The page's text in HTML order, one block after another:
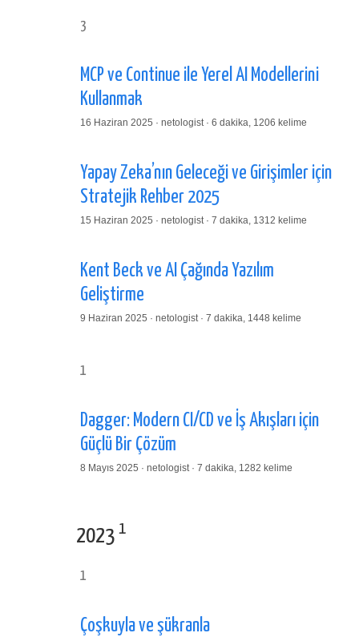
3
MCP ve Continue ile Yerel AI Modellerini
Kullanmak
16 Haziran 2025 · netologist · 6 dakika, 1206 kelime
Yapay Zeka’nın Geleceği ve Girişimler için
Stratejik Rehber 2025
15 Haziran 2025 · netologist · 7 dakika, 1312 kelime
Kent Beck ve AI Çağında Yazılım
Geliştirme
9 Haziran 2025 · netologist · 7 dakika, 1448 kelime
1
Dagger: Modern CI/CD ve İş Akışları için
Güçlü Bir Çözüm
8 Mayıs 2025 · netologist · 7 dakika, 1282 kelime
2023 1
1
Çoşkuyla ve şükranla